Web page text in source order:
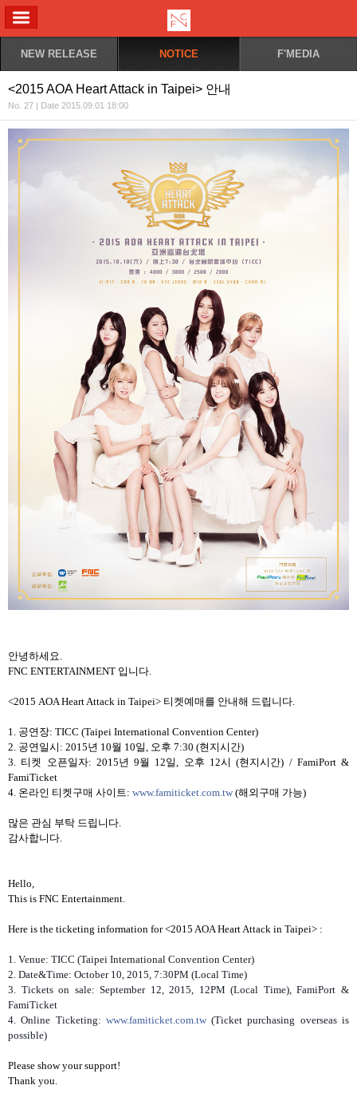
NEW RELEASE NOTICE F'MEDIA
<2015 AOA Heart Attack in Taipei> 안내
No. 27 | Date 2015.09.01 18:00
안녕하세요
FNC ENTERTAINMENT 입니다
<2015 AOA Heart Attack in Taipei> 티켓예매를 안내해 드립니다
1. 공연장: TICC (Taipei International Convention Center)
2. 공연일시 : 2015년 10월 10일 오후 7:30 (현지시간)
3. 티켓 오픈일자: 2015년 9월 12일 오후 12시 (현지시간) / FamiPort &
FamiTicket
4. 온라인 티켓구매 사이트 : www.famiticket.com.tw (해외구매 가능)
많은 관심 부탁 드립니다
감사합니다
Hello,
This is FNC Entertainment.
Here is the ticketing information for <2015 AOA Heart Attack in Taipei> :
1. Venue: TICC (Taipei International Convention Center)
2. Date&Time: October 10, 2015, 7:30PM (Local Time)
3. Tickets on sale: September 12, 2015, 12PM (Local Time), FamiPort &
FamiTicket
4. Online Ticketing: www.famiticket.com.tw (Ticket purchasing overseas is
possible)
Please show your support!
Thank you.